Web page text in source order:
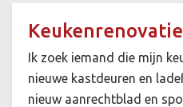
Keukenrenovatie
Ik zoek iemand die mijn
nieuwe kastdeuren en
nieuw aanrechtblad en